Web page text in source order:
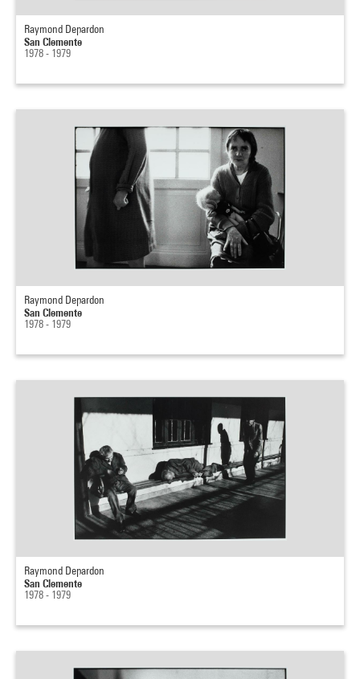
Raymond Depardon
San Clemente
1978 - 1979
Raymond Depardon
San Clemente
1978 - 1979
Raymond Depardon
San Clemente
1978 - 1979